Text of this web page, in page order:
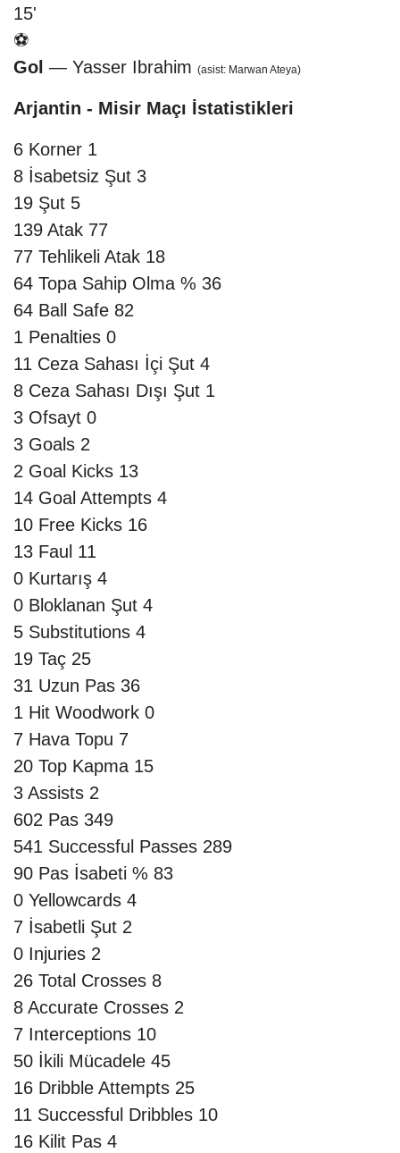
15'
⚽
Gol — Yasser Ibrahim (asist: Marwan Ateya)
Arjantin - Misir Maçı İstatistikleri
6 Korner 1
8 İsabetsiz Şut 3
19 Şut 5
139 Atak 77
77 Tehlikeli Atak 18
64 Topa Sahip Olma % 36
64 Ball Safe 82
1 Penalties 0
11 Ceza Sahası İçi Şut 4
8 Ceza Sahası Dışı Şut 1
3 Ofsayt 0
3 Goals 2
2 Goal Kicks 13
14 Goal Attempts 4
10 Free Kicks 16
13 Faul 11
0 Kurtarış 4
0 Bloklanan Şut 4
5 Substitutions 4
19 Taç 25
31 Uzun Pas 36
1 Hit Woodwork 0
7 Hava Topu 7
20 Top Kapma 15
3 Assists 2
602 Pas 349
541 Successful Passes 289
90 Pas İsabeti % 83
0 Yellowcards 4
7 İsabetli Şut 2
0 Injuries 2
26 Total Crosses 8
8 Accurate Crosses 2
7 Interceptions 10
50 İkili Mücadele 45
16 Dribble Attempts 25
11 Successful Dribbles 10
16 Kilit Pas 4